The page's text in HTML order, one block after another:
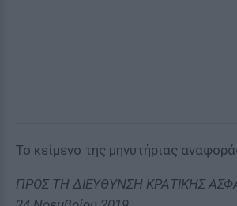
Το κείμενο της μηνυτήριας
ΠΡΟΣ ΤΗ ΔΙΕΥΘΥΝΣΗ ΚΡΑΤΙΚΗΣ